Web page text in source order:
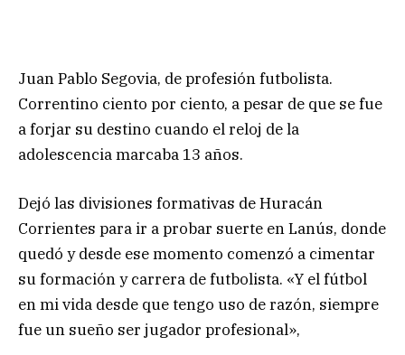
Juan Pablo Segovia, de profesión futbolista.
Correntino ciento por ciento, a pesar de que se fue
a forjar su destino cuando el reloj de la
adolescencia marcaba 13 años.
Dejó las divisiones formativas de Huracán
Corrientes para ir a probar suerte en Lanús, donde
quedó y desde ese momento comenzó a cimentar
su formación y carrera de futbolista. «Y el fútbol
en mi vida desde que tengo uso de razón, siempre
fue un sueño ser jugador profesional»,